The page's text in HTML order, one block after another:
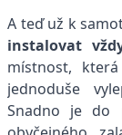
A teď už k
instalovat
místnost,
jednoduše
Snadno je do